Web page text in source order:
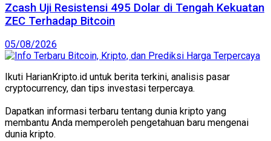
Zcash Uji Resistensi 495 Dolar di Tengah Kekuatan
ZEC Terhadap Bitcoin
05/08/2026
Ikuti HarianKripto.id untuk berita terkini, analisis pasar
cryptocurrency, dan tips investasi terpercaya.
Dapatkan informasi terbaru tentang dunia kripto yang
membantu Anda memperoleh pengetahuan baru mengenai
dunia kripto.